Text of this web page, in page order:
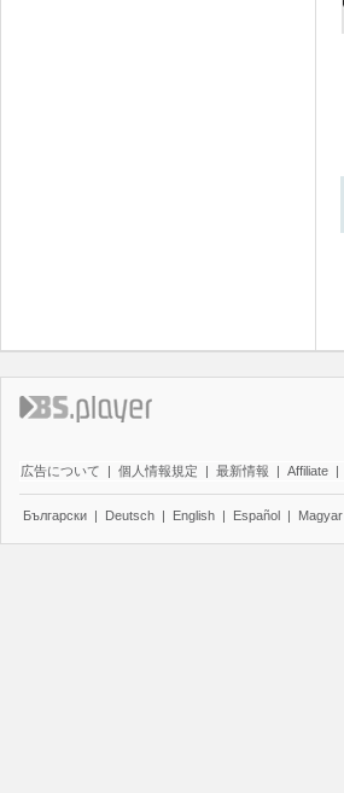
広告について | 個人情報規定 | 最新情報 | Affiliate |
Български | Deutsch | English | Español | Magyar